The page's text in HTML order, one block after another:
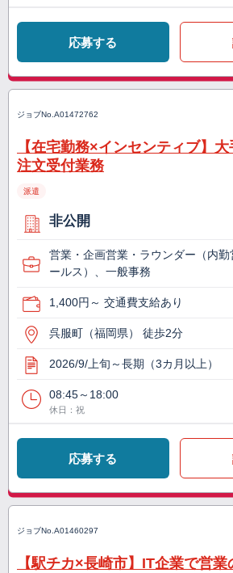
応募する
ジョブNo. A01472762
【在宅勤務×インセンティブ】
注文受付業務
派遣
非公開
営業・企画営業・ラウンダー（内
ールス）、一般事務
1,400円～ 交通費支給あり
呉服町（福岡県） 徒歩2分
2026/9/上旬～長期（3カ月以上）
08:45～18:00
休日：祝
応募する
ジョブNo. A01460297
【駅チカ×長崎市】IT企業で営業